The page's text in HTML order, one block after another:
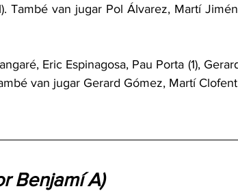
També van jugar Pol Álvarez, Martí
Eric Espinagosa, Pau Porta (1),
van jugar Gerard Gómez, Martí Clofent
Benjamí A)